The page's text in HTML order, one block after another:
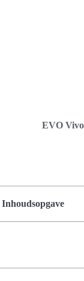
EVO Vivo
Inhoudsopgave